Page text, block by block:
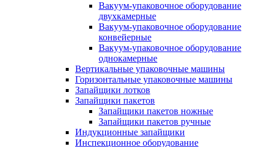
Вакуум-упаковочное оборудование
двухкамерные
Вакуум-упаковочное оборудование
конвейерные
Вакуум-упаковочное оборудование
однокамерные
Вертикальные упаковочные машины
Горизонтальные упаковочные машины
Запайщики лотков
Запайщики пакетов
Запайщики пакетов ножные
Запайщики пакетов ручные
Индукционные запайщики
Инспекционное оборудование